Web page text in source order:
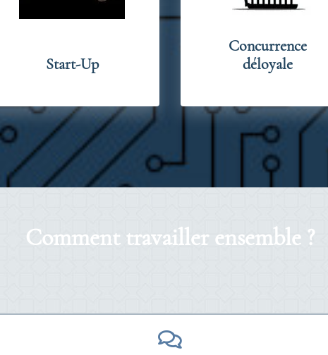
Start-Up
Concurrence
déloyale
Comment travailler ensemble ?